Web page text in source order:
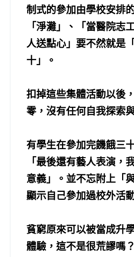
制式的參加由學校安排
「淨灘」、「當醫院志
人送點心」要不然就是
十」。
扣掉這些集體活動以後
零，沒有任何自我探索
有學生在參加完饑餓三
「最後還有藝人表演，
意義」。並不忘附上「
顯示自己參加過校外活
貧窮原來可以被當成升
體驗，這不是很荒謬嗎？